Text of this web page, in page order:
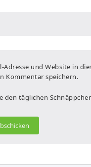
Adresse und Website in
Kommentar speichern.
den täglichen